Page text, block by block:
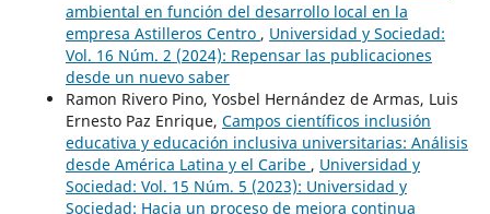
ambiental en función del desarrollo local en la
empresa Astilleros Centro , Universidad y Sociedad:
Vol. 16 Núm. 2 (2024): Repensar las publicaciones
desde un nuevo saber
Ramon Rivero Pino, Yosbel Hernández de Armas, Luis
Ernesto Paz Enrique, Campos científicos inclusión
educativa y educación inclusiva universitarias: Análisis
desde América Latina y el Caribe , Universidad y
Sociedad: Vol. 15 Núm. 5 (2023): Universidad y
Sociedad: Hacia un proceso de mejora continua